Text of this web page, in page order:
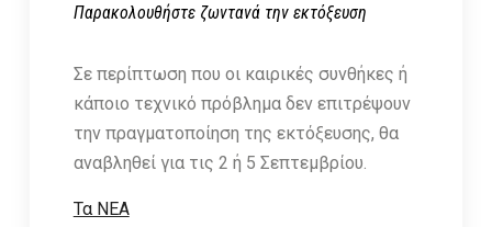
Παρακολουθήστε ζωντανά την εκτόξευση
Σε περίπτωση που οι καιρικές συνθήκες ή
κάποιο τεχνικό πρόβλημα δεν επιτρέψουν
την πραγματοποίηση της εκτόξευσης, θα
αναβληθεί για τις 2 ή 5 Σεπτεμβρίου.
Τα ΝΕΑ